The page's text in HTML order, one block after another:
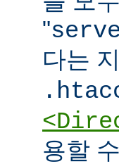
"
다는
용할